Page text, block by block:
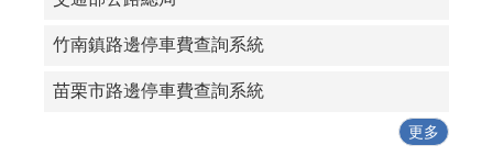
竹南鎮路邊停車費查詢系統
苗栗市路邊停車費查詢系統
更多